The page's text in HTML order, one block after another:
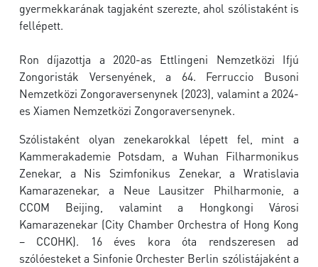
gyermekkarának tagjaként szerezte, ahol szólistaként is
fellépett.
Ron díjazottja a 2020-as Ettlingeni Nemzetközi Ifjú
Zongoristák Versenyének, a 64. Ferruccio Busoni
Nemzetközi Zongoraversenynek (2023), valamint a 2024-
es Xiamen Nemzetközi Zongoraversenynek.
Szólistaként olyan zenekarokkal lépett fel, mint a
Kammerakademie Potsdam, a Wuhan Filharmonikus
Zenekar, a Nis Szimfonikus Zenekar, a Wratislavia
Kamarazenekar, a Neue Lausitzer Philharmonie, a
CCOM Beijing, valamint a Hongkongi Városi
Kamarazenekar (City Chamber Orchestra of Hong Kong
– CCOHK). 16 éves kora óta rendszeresen ad
szólóesteket a Sinfonie Orchester Berlin szólistájaként a